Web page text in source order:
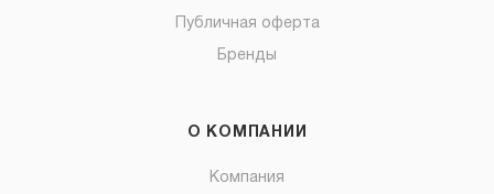
Публичная оферта
Бренды
О КОМПАНИИ
Компания